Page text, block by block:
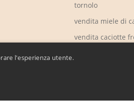
tornolo
vendita miele di
vendita caciotte
l'esperienza utente.